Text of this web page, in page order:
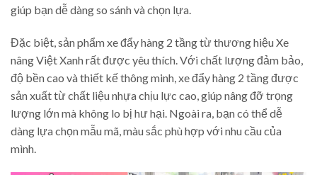
giúp bạn dễ dàng so sánh và chọn lựa.
Đặc biệt, sản phẩm xe đẩy hàng 2 tầng từ thương hiệu Xe
nâng Việt Xanh rất được yêu thích. Với chất lượng đảm bảo,
độ bền cao và thiết kế thông minh, xe đẩy hàng 2 tầng được
sản xuất từ chất liệu nhựa chịu lực cao, giúp nâng đỡ trọng
lượng lớn mà không lo bị hư hại. Ngoài ra, bạn có thể dễ
dàng lựa chọn mẫu mã, màu sắc phù hợp với nhu cầu của
mình.